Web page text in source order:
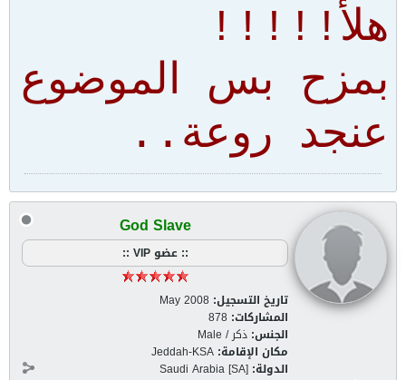
هلأ!!!!!
بمزح بس الموضوع
عنجد روعة..
God Slave
:: عضو VIP ::
تاريخ التسجيل: May 2008
المشاركات: 878
الجنس: ذكر / Male
مكان الإقامة: Jeddah-KSA
الدولة: Saudi Arabia [SA]